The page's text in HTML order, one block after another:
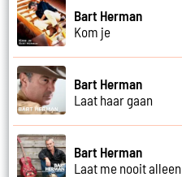
Bart Herman
Kom je
Bart Herman
Laat haar gaan
Bart Herman
Laat me nooit alleen